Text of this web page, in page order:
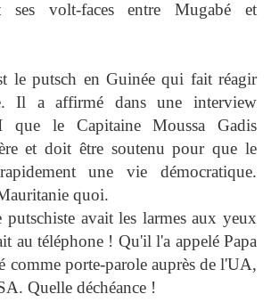
ses volt-faces entre Mugabé et
le putsch en Guinée qui fait réagir
Il a affirmé dans une interview
que le Capitaine Moussa Gadis
et doit être soutenu pour que le
une vie démocratique.
quoi.
putschiste avait les larmes aux yeux
au téléphone ! Qu'il l'a appelé Papa
comme porte-parole auprès de l'UA,
Quelle déchéance !